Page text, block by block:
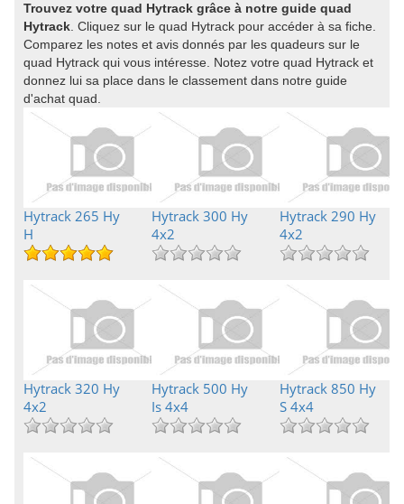
Trouvez votre quad Hytrack grâce à notre guide quad
Hytrack . Cliquez sur le quad Hytrack pour accéder à sa fiche.
Comparez les notes et avis donnés par les quadeurs sur le
quad Hytrack qui vous intéresse. Notez votre quad Hytrack et
donnez lui sa place dans le classement dans notre guide
d'achat quad.
Hytrack 265 Hy
H
Hytrack 300 Hy
4x2
Hytrack 290 Hy
4x2
Hytrack 320 Hy
4x2
Hytrack 500 Hy
Is 4x4
Hytrack 850 Hy
S 4x4